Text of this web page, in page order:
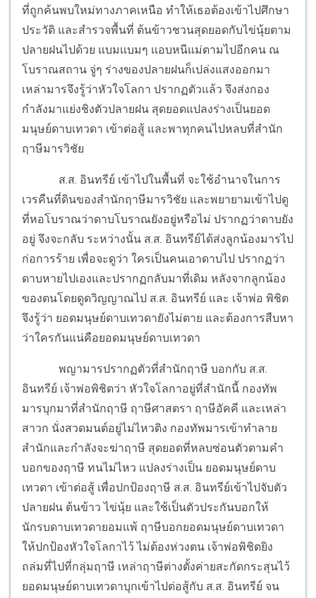
ที่ถูกค้นพบใหม่ทางภาคเหนือ ทำให้เธอต้องเข้าไปศึกษา
ประวัติ และสำรวจพื้นที่ ต้นข้าวชวนสุดยอดกับไข่นุ้ยตาม
ปลายฝนไปด้วย แบมแบมๆ แอบหนีแม่ตามไปอีกคน ณ
โบราณสถาน จู่ๆ ร่างของปลายฝนก็เปล่งแสงออกมา
เหล่ามารจึงรู้ว่าหัวใจโลกา ปรากฏตัวแล้ว จึงส่งกอง
กำลังมาแย่งชิงตัวปลายฝน สุดยอดแปลงร่างเป็นยอด
มนุษย์ดาบเทวดา เข้าต่อสู้ และพาทุกคนไปหลบที่สำนัก
ฤาษีมารวิชัย
ส.ส. อินทรีย์ เข้าไปในพื้นที่ จะใช้อำนาจในการ
เวรคืนที่ดินของสำนักฤาษีมารวิชัย และพยายามเข้าไปดู
ที่หอโบราณว่าดาบโบราณยังอยู่หรือไม่ ปรากฏว่าดาบยัง
อยู่ จึงจะกลับ ระหว่างนั้น ส.ส. อินทรีย์ได้ส่งลูกน้องมารไป
ก่อการร้าย เพื่อจะดูว่า ใครเป็นคนเอาดาบไป ปรากฏว่า
ดาบหายไปเองและปรากฏกลับมาที่เดิม หลังจากลูกน้อง
ของตนโดยดูดวิญญาณไป ส.ส. อินทรีย์ และ เจ้าพ่อ พิชิต
จึงรู้ว่า ยอดมนุษย์ดาบเทวดายังไม่ตาย และต้องการสืบหา
ว่าใครกันแน่คือยอดมนุษย์ดาบเทวดา
พญามารปรากฏตัวที่สำนักฤาษี บอกกับ ส.ส.
อินทรีย์ เจ้าพ่อพิชิตว่า หัวใจโลกาอยู่ที่สำนักนี้ กองทัพ
มารบุกมาที่สำนักฤาษี ฤาษีศาสตรา ฤาษีอัคคี และเหล่า
สาวก นั่งสวดมนต์อยู่ไม่ไหวติง กองทัพมารเข้าทำลาย
สำนักและกำลังจะฆ่าฤาษี สุดยอดที่หลบซ่อนตัวตามคำ
บอกของฤาษี ทนไม่ไหว แปลงร่างเป็น ยอดมนุษย์ดาบ
เทวดา เข้าต่อสู้ เพื่อปกป้องฤาษี ส.ส. อินทรีย์เข้าไปจับตัว
ปลายฝน ต้นข้าว ไข่นุ้ย และใช้เป็นตัวประกันบอกให้
นักรบดาบเทวดายอมแพ้ ฤาษีบอกยอดมนุษย์ดาบเทวดา
ให้ปกป้องหัวใจโลกาไว้ ไม่ต้องห่วงตน เจ้าพ่อพิชิตยิง
ถล่มที่ไปที่กลุ่มฤาษี เหล่าฤาษีต่างตั้งค่ายสะกัดกระสุนไว้
ยอดมนุษย์ดาบเทวดาบุกเข้าไปต่อสู้กับ ส.ส. อินทรีย์ จน